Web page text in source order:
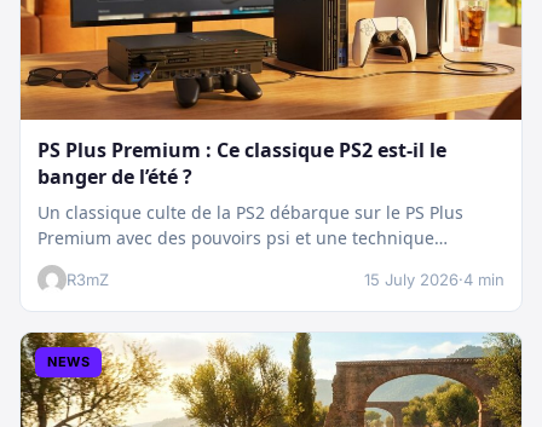
PS Plus Premium : Ce classique PS2 est-il le
banger de l’été ?
Un classique culte de la PS2 débarque sur le PS Plus
Premium avec des pouvoirs psi et une technique
boostée.…
R3mZ 15 July 2026·4 min
NEWS